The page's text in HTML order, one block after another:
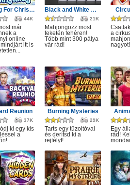
Mahjong For Christmas
44K
már
a
online
itt is
Black and White Mahjong 3
21K
Mahjongozz most
feketén fehéren!
Több mint 300 pálya
vár rád!
a
nagyot!
Reunion
37K
ki egy kis
a
Burning Mysteries
29K
Tarts egy tűzoltóval
és derítsd ki a
rejtélyt!
Egy
rád!